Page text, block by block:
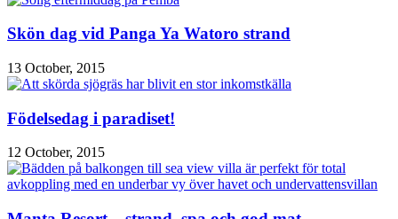
Skön dag vid Panga Ya Watoro strand
13 October, 2015
Födelsedag i paradiset!
12 October, 2015